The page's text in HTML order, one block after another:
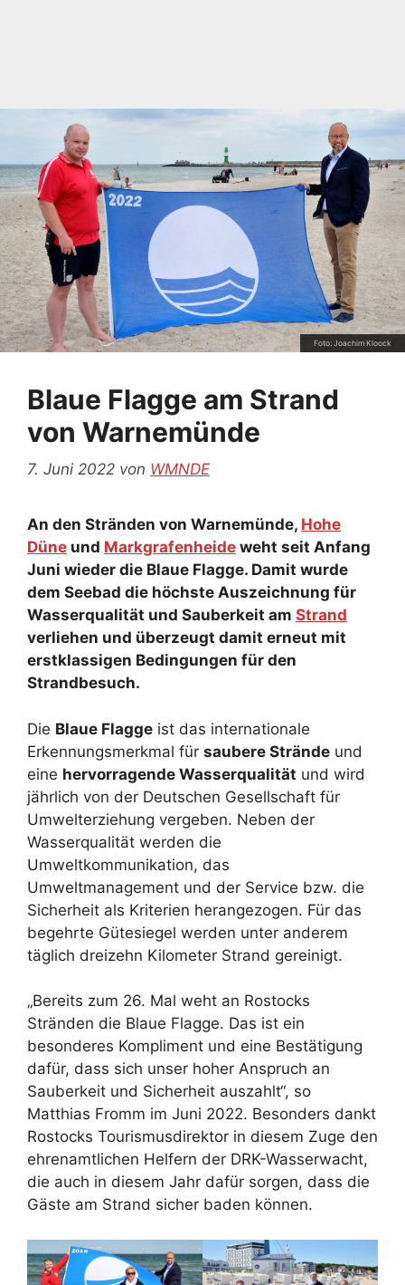
Foto: Joachim Kloock
Blaue Flagge am Strand
von Warnemünde
7. Juni 2022 von WMNDE
An den Stränden von Warnemünde, Hohe
Düne und Markgrafenheide weht seit Anfang
Juni wieder die Blaue Flagge. Damit wurde
dem Seebad die höchste Auszeichnung für
Wasserqualität und Sauberkeit am Strand
verliehen und überzeugt damit erneut mit
erstklassigen Bedingungen für den
Strandbesuch.
Die Blaue Flagge ist das internationale
Erkennungsmerkmal für saubere Strände und
eine hervorragende Wasserqualität und wird
jährlich von der Deutschen Gesellschaft für
Umwelterziehung vergeben. Neben der
Wasserqualität werden die
Umweltkommunikation, das
Umweltmanagement und der Service bzw. die
Sicherheit als Kriterien herangezogen. Für das
begehrte Gütesiegel werden unter anderem
täglich dreizehn Kilometer Strand gereinigt.
„Bereits zum 26. Mal weht an Rostocks
Stränden die Blaue Flagge. Das ist ein
besonderes Kompliment und eine Bestätigung
dafür, dass sich unser hoher Anspruch an
Sauberkeit und Sicherheit auszahlt“, so
Matthias Fromm im Juni 2022. Besonders dankt
Rostocks Tourismusdirektor in diesem Zuge den
ehrenamtlichen Helfern der DRK-Wasserwacht,
die auch in diesem Jahr dafür sorgen, dass die
Gäste am Strand sicher baden können.